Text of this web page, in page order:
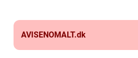
AVISENOMALT.dk